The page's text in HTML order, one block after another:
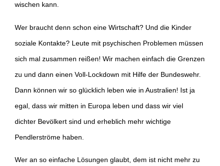
wischen kann.
Wer braucht denn schon eine Wirtschaft? Und die Kinder
soziale Kontakte? Leute mit psychischen Problemen müssen
sich mal zusammen reißen! Wir machen einfach die Grenzen
zu und dann einen Voll-Lockdown mit Hilfe der Bundeswehr.
Dann können wir so glücklich leben wie in Australien! Ist ja
egal, dass wir mitten in Europa leben und dass wir viel
dichter Bevölkert sind und erheblich mehr wichtige
Pendlerströme haben.
Wer an so einfache Lösungen glaubt, dem ist nicht mehr zu